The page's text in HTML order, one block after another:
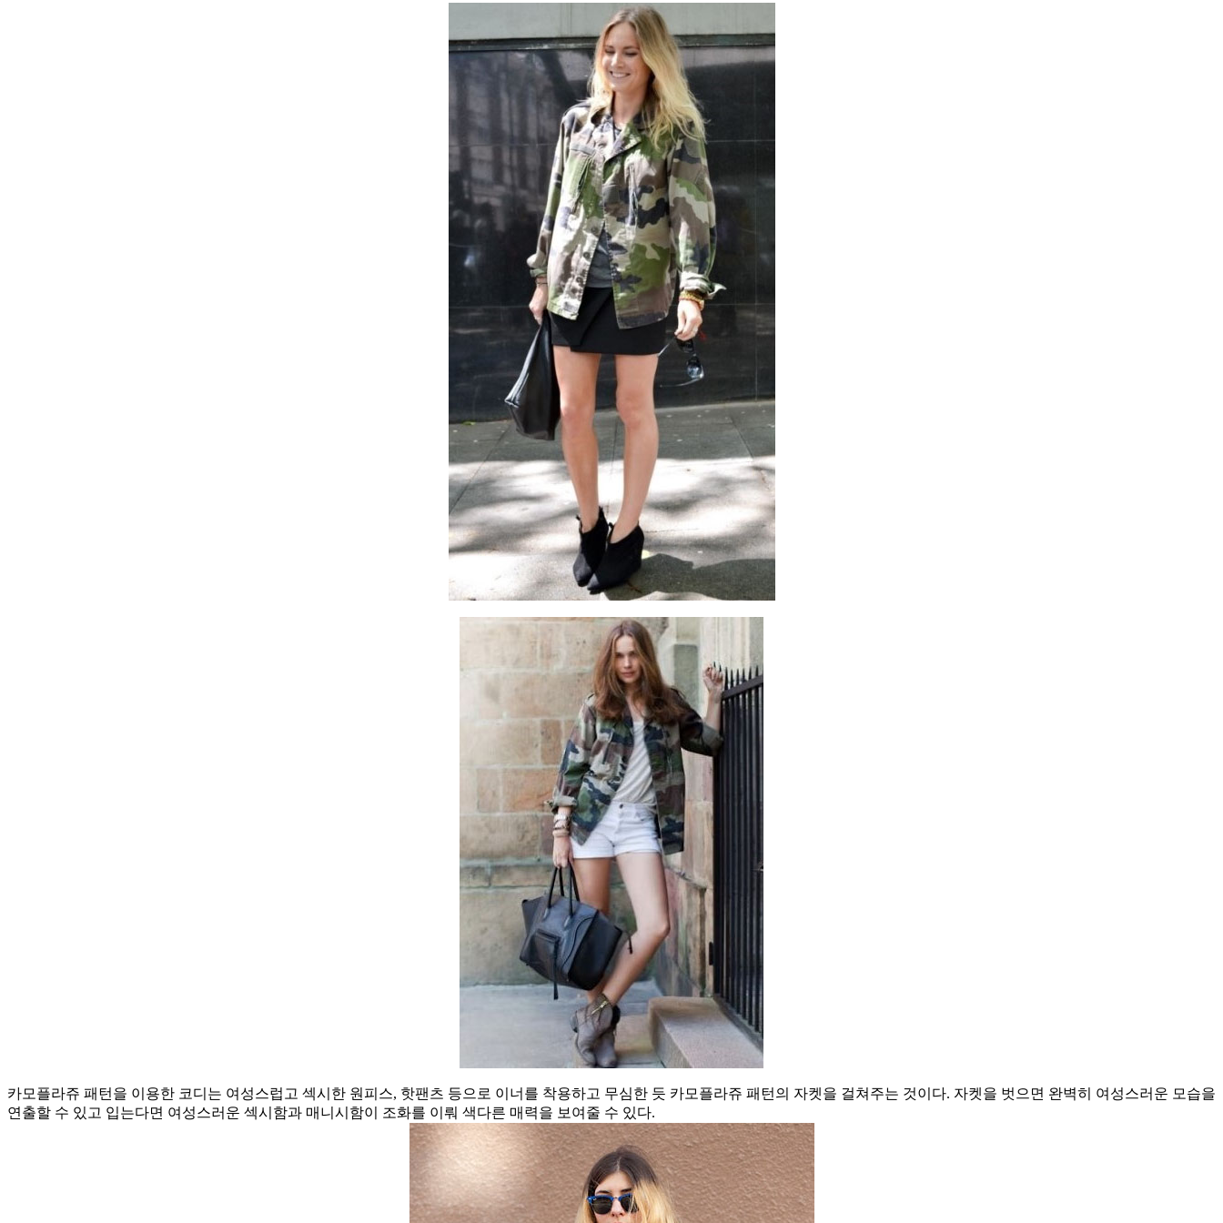
카모플라쥬 패턴을 이용한 코디는 여성스럽고 섹시한 원피스, 핫팬츠 등으로 이너를 착용하고 무심한 듯 카모플라쥬 패턴의 자켓을 걸쳐주는 것이다. 자켓을 벗으면 완벽히 여성스러운 모습을
연출할 수 있고 입는다면 여성스러운 섹시함과 매니시함이 조화를 이뤄 색다른 매력을 보여줄 수 있다.